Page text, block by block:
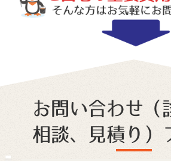
お問い合わせ（
相談、見積り）